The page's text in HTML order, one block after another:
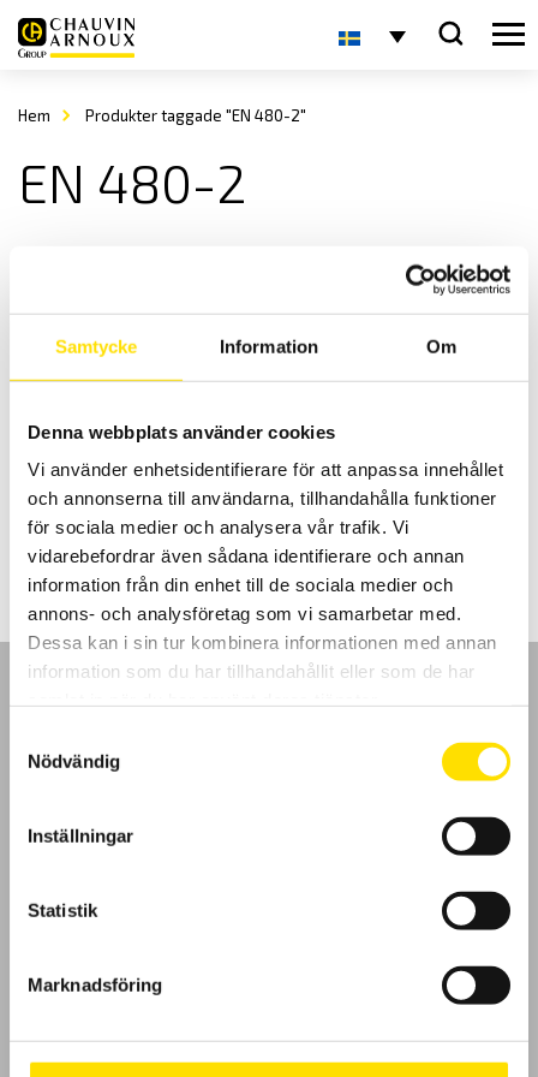
Samtycke Information Om
Denna webbplats använder cookies
Vi använder enhetsidentifierare för att anpassa innehållet
och annonserna till användarna, tillhandahålla funktioner
för sociala medier och analysera vår trafik. Vi
vidarebefordrar även sådana identifierare och annan
information från din enhet till de sociala medier och
annons- och analysföretag som vi samarbetar med.
Dessa kan i sin tur kombinera informationen med annan
information som du har tillhandahållit eller som de har
Nödvändig
Inställningar
Statistik
Marknadsföring
Hem Produkter taggade "EN 480-2"
EN 480-2
VICAT provställ WMP8
Provställ från 3R för betong och cement industrin
LÄS MER